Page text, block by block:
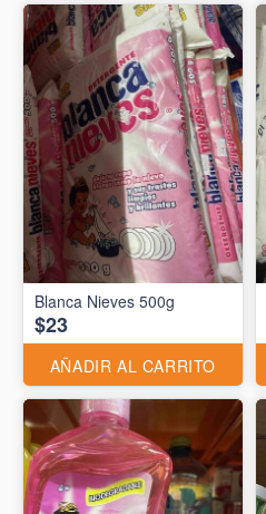
Blanca Nieves 500g
$23
AÑADIR AL CARRITO